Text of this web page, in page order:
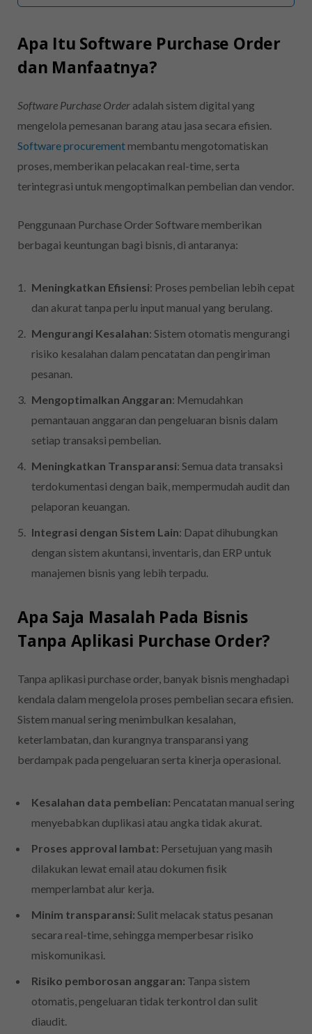
Apa Itu Software Purchase Order
dan Manfaatnya?
Software Purchase Order adalah sistem digital yang
mengelola pemesanan barang atau jasa secara efisien.
Software procurement membantu mengotomatiskan
proses, memberikan pelacakan real-time, serta
terintegrasi untuk mengoptimalkan pembelian dan vendor.
Penggunaan Purchase Order Software memberikan
berbagai keuntungan bagi bisnis, di antaranya:
Meningkatkan Efisiensi: Proses pembelian lebih cepat
dan akurat tanpa perlu input manual yang berulang.
Mengurangi Kesalahan: Sistem otomatis mengurangi
risiko kesalahan dalam pencatatan dan pengiriman
pesanan.
Mengoptimalkan Anggaran: Memudahkan
pemantauan anggaran dan pengeluaran bisnis dalam
setiap transaksi pembelian.
Meningkatkan Transparansi: Semua data transaksi
terdokumentasi dengan baik, mempermudah audit dan
pelaporan keuangan.
Integrasi dengan Sistem Lain: Dapat dihubungkan
dengan sistem akuntansi, inventaris, dan ERP untuk
manajemen bisnis yang lebih terpadu.
Apa Saja Masalah Pada Bisnis
Tanpa Aplikasi Purchase Order?
Tanpa aplikasi purchase order, banyak bisnis menghadapi
kendala dalam mengelola proses pembelian secara efisien.
Sistem manual sering menimbulkan kesalahan,
keterlambatan, dan kurangnya transparansi yang
berdampak pada pengeluaran serta kinerja operasional.
Kesalahan data pembelian: Pencatatan manual sering
menyebabkan duplikasi atau angka tidak akurat.
Proses approval lambat: Persetujuan yang masih
dilakukan lewat email atau dokumen fisik
memperlambat alur kerja.
Minim transparansi: Sulit melacak status pesanan
secara real-time, sehingga memperbesar risiko
miskomunikasi.
Risiko pemborosan anggaran: Tanpa sistem
otomatis, pengeluaran tidak terkontrol dan sulit
diaudit.